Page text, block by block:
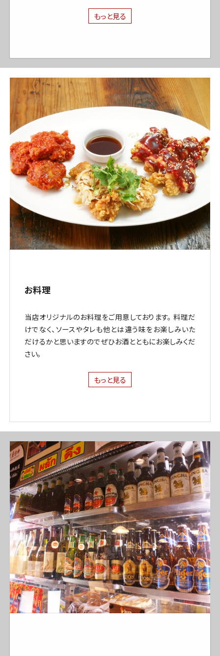
もっと見る
お料理
当店オリジナルのお料理をご用意しております。 料理だ
けでなく、ソースやタレも他とは違う味をお楽しみいた
だけるかと思いますのでぜひお酒とともにお楽しみくだ
さい。
もっと見る